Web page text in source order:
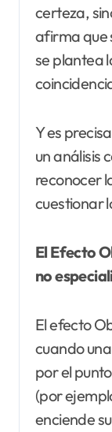
certeza,
afirma que
se plantea
Y es
un análisis
reconocer
cuestionar
El Efecto
no
El efecto
cuando
por el
(por
enciende